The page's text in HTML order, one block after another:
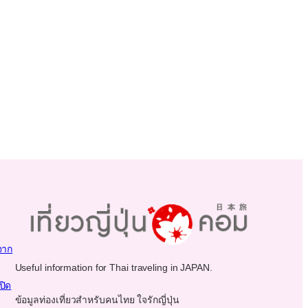
ก
ด
Useful information for Thai traveling in JAPAN.
ข้อมูลท่องเที่ยวสำหรับคนไทย ใจรักญี่ปุ่น